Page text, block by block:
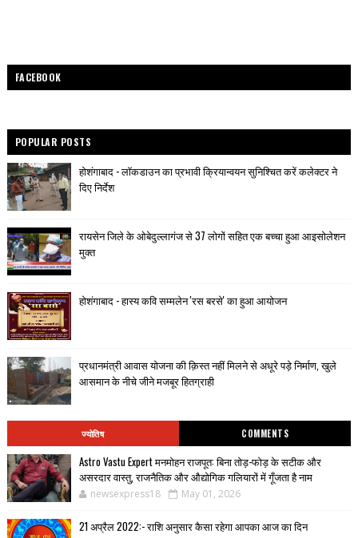
FACEBOOK
POPULAR POSTS
होशंगाबाद - लॉकडाउन का प्रभावी क्रियान्वयन सुनिश्चित करें कलेक्टर ने
दिए निर्देश
रायसेन जिले के ओबेदुल्लागंज से 37 लोगों सहित एक बच्चा हुआ आइसोलेशन
मुक्त
होशंगाबाद - हास्य कवि सम्मलेन 'रस बरसे' का हुआ आयोजन
प्रधानमंत्री आवास योजना की क़िस्त नहीं मिलने से अधूरे पड़े निर्माण, खुले
आसमान के नीचे जीने मजबूर हितग्राही
ज्योतिष COMMENTS
Astro Vastu Expert मनमोहन राजपूत: बिना तोड़-फोड़ के सटीक और
असरदार वास्तु, राजनैतिक और औद्योगिक गलियारों में गूँजता है नाम
newsexpress18 May 01, 2026
21 अप्रैल 2022:- राशि अनुसार कैसा रहेगा आपका आज का दिन